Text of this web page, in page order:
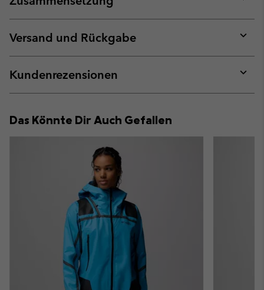
or
Versand und Rückgabe
or
Kundenrezensionen
or
Das Könnte Dir Auch Gefallen